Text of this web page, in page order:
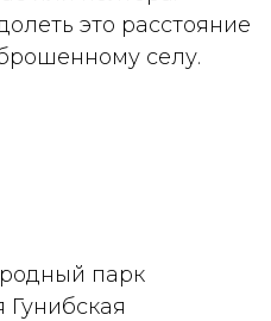
это расстояние
селу.
парк
Гунибская